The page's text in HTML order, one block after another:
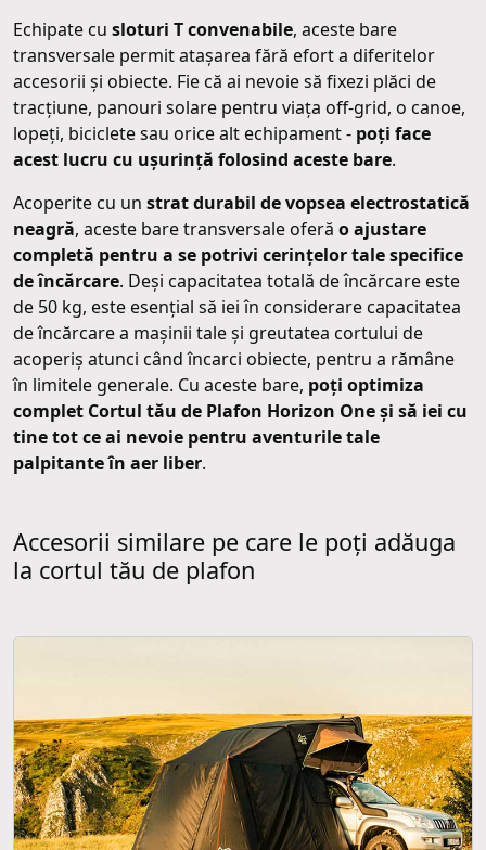
Echipate cu sloturi T convenabile, aceste bare
transversale permit atașarea fără efort a diferitelor
accesorii și obiecte. Fie că ai nevoie să fixezi plăci de
tracțiune, panouri solare pentru viața off-grid, o canoe,
lopeți, biciclete sau orice alt echipament - poți face
acest lucru cu ușurință folosind aceste bare.
Acoperite cu un strat durabil de vopsea electrostatică
neagră, aceste bare transversale oferă o ajustare
completă pentru a se potrivi cerințelor tale specifice
de încărcare. Deși capacitatea totală de încărcare este
de 50 kg, este esențial să iei în considerare capacitatea
de încărcare a mașinii tale și greutatea cortului de
acoperiș atunci când încarci obiecte, pentru a rămâne
în limitele generale. Cu aceste bare, poți optimiza
complet Cortul tău de Plafon Horizon One și să iei cu
tine tot ce ai nevoie pentru aventurile tale
palpitante în aer liber.
Accesorii similare pe care le poți adăuga
la cortul tău de plafon